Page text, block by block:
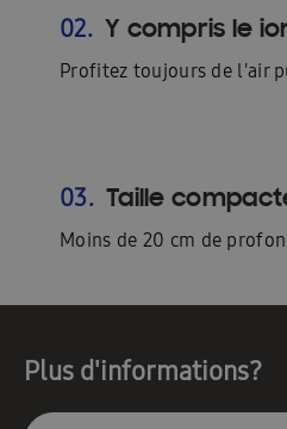
02. Y compris le
Profitez toujours de l'air
03. Taille
Moins de 20 cm de
Plus d'informations?